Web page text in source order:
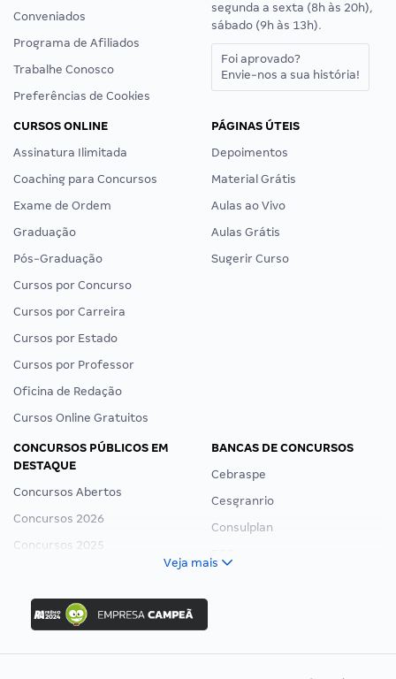
Conveniados
Programa de Afiliados
Trabalhe Conosco
Preferências de Cookies
segunda a sexta (8h às 20h),
sábado (9h às 13h).
Foi aprovado?
Envie-nos a sua história!
CURSOS ONLINE
Assinatura Ilimitada
Coaching para Concursos
Exame de Ordem
Graduação
Pós-Graduação
Cursos por Concurso
Cursos por Carreira
Cursos por Estado
Cursos por Professor
Oficina de Redação
Cursos Online Gratuitos
PÁGINAS ÚTEIS
Depoimentos
Material Grátis
Aulas ao Vivo
Aulas Grátis
Sugerir Curso
CONCURSOS PÚBLICOS EM
DESTAQUE
Concursos Abertos
Concursos 2026
Concursos 2025
Concurso Ibama
Concurso MPU
Editais publicados
BANCAS DE CONCURSOS
Cebraspe
Cesgranrio
Consulplan
Veja mais